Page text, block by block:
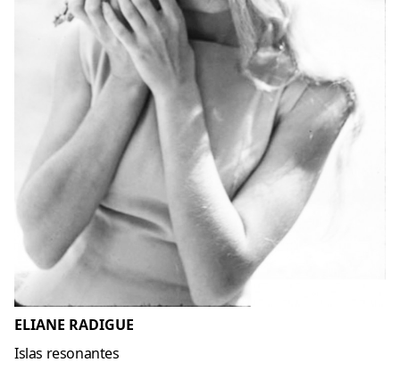
ELIANE RADIGUE
Islas resonantes